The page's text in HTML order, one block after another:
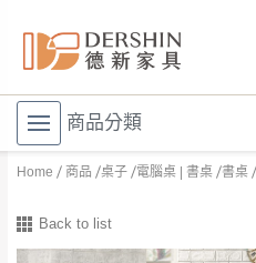
商品分類
Home 商品 桌子 電腦桌 | 書桌 書桌
Back to list